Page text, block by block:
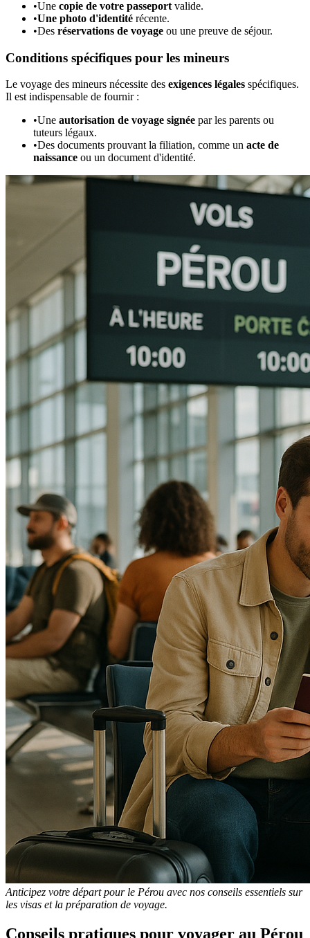
•Une copie de votre passeport valide.
•Une photo d'identité récente.
•Des réservations de voyage ou une preuve de séjour.
Conditions spécifiques pour les mineurs
Le voyage des mineurs nécessite des exigences légales spécifiques.
Il est indispensable de fournir :
•Une autorisation de voyage signée par les parents ou
tuteurs légaux.
•Des documents prouvant la filiation, comme un acte de
naissance ou un document d'identité.
Anticipez votre départ pour le Pérou avec nos conseils essentiels sur
les visas et la préparation de voyage.
Conseils pratiques pour voyager au Pérou